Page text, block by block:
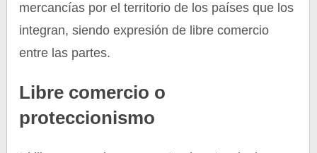
mercancías por el territorio de los países que los
integran, siendo expresión de libre comercio
entre las partes.
Libre comercio o
proteccionismo